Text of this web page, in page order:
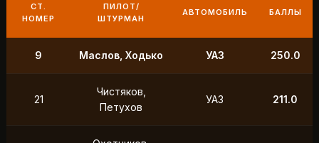
СТ.
НОМЕР
ПИЛОТ/
ШТУРМАН
АВТОМОБИЛЬ БАЛЛЫ
9 Маслов, Ходько УАЗ 250.0
21
Чистяков,
Петухов
УАЗ 211.0